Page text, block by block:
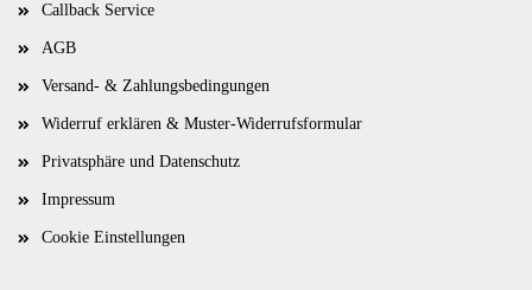
Callback Service
AGB
Versand- & Zahlungsbedingungen
Widerruf erklären & Muster-Widerrufsformular
Privatsphäre und Datenschutz
Impressum
Cookie Einstellungen